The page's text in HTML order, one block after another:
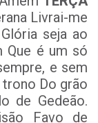
Livrai-me
seja ao
Que é um só
e sem
trono Do grão
de Gedeão.
Favo de